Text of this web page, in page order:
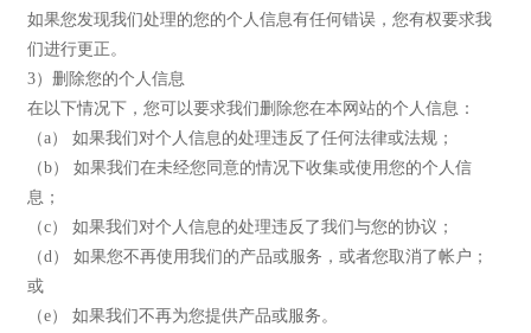
如果您发现我们处理的您的个人信息有任何错误，您有权要求我
们进行更正。
3）删除您的个人信息
在以下情况下，您可以要求我们删除您在本网站的个人信息：
（a） 如果我们对个人信息的处理违反了任何法律或法规；
（b） 如果我们在未经您同意的情况下收集或使用您的个人信
息；
（c） 如果我们对个人信息的处理违反了我们与您的协议；
（d） 如果您不再使用我们的产品或服务，或者您取消了帐户；
或
（e） 如果我们不再为您提供产品或服务。